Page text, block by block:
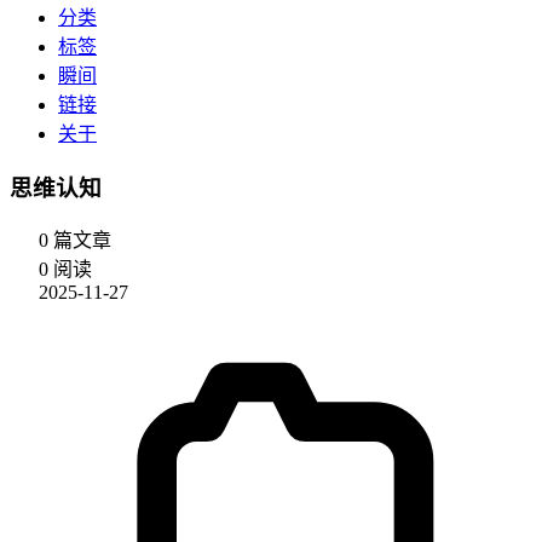
分类
标签
瞬间
链接
关于
思维认知
0 篇文章
0 阅读
2025-11-27